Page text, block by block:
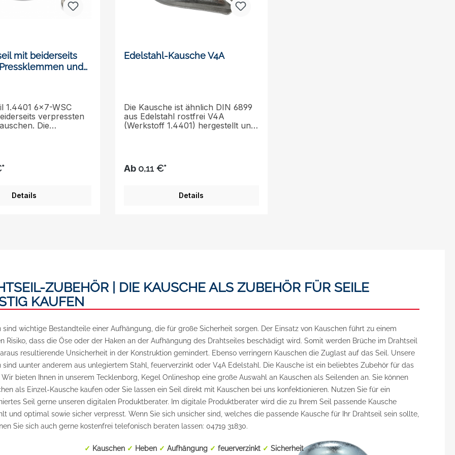
mit beiderseits
und
1.4401 6x7-WSC
verpressten
Die
unsere
Stabilität. Dies
Vertrauen Sie auf
für Ihre
profitieren Sie von
Qualität und
einer anderen Länge?
uns eine kurze E-
Wunschmaß
Sie erhalten ein
Angebot.
Details
Edelstahl-Kausche V4A
Die Kausche ist ähnlich DIN 6899
aus Edelstahl rostfrei V4A
(Werkstoff 1.4401) hergestellt und
mit ausgezeichneter
Ab 0,11 €*
Details
ZUBEHÖR | DIE KAUSCHE ALS ZUBEHÖR FÜR SEILE
KAUFEN
sind wichtige Bestandteile einer Aufhängung, die für große Sicherheit sorgen. Der Einsatz von Kauschen führt zu einem
Risiko, dass die Öse oder der Haken an der Aufhängung des Drahtseiles beschädigt wird. Somit werden Brüche im Drahtseil
resultierende Unsicherheit in der Konstruktion gemindert. Ebenso verringern Kauschen die Zuglast auf das Seil. Unsere
sind uunter anderem aus unlegiertem Stahl, feuerverzinkt oder V4A Edelstahl. Die Kausche ist ein beliebtes Zubehör für das
Wir bieten Ihnen in unserem Tecklenborg, Kegel Onlineshop eine große Auswahl an Kauschen als Seilenden an. Sie können
als Einzel-Kausche kaufen oder Sie lassen ein Seil direkt mit Kauschen bei uns konfektionieren. Nutzen Sie für ein
Seil gerne unseren digitalen Produktberater. Im digitale Produktberater wird die zu Ihrem Seil passende Kausche
und optimal sowie sicher verpresst. Wenn Sie sich unsicher sind, welches die passende Kausche für Ihr Drahtseil sein sollte,
Sie sich auch gerne kostenfrei telefonisch beraten lassen: 04719 31830.
✓ Kauschen ✓ Heben ✓ Aufhängung ✓ feuerverzinkt ✓ Sicherheit